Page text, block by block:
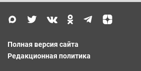
Полная версия сайта
Редакционная политика